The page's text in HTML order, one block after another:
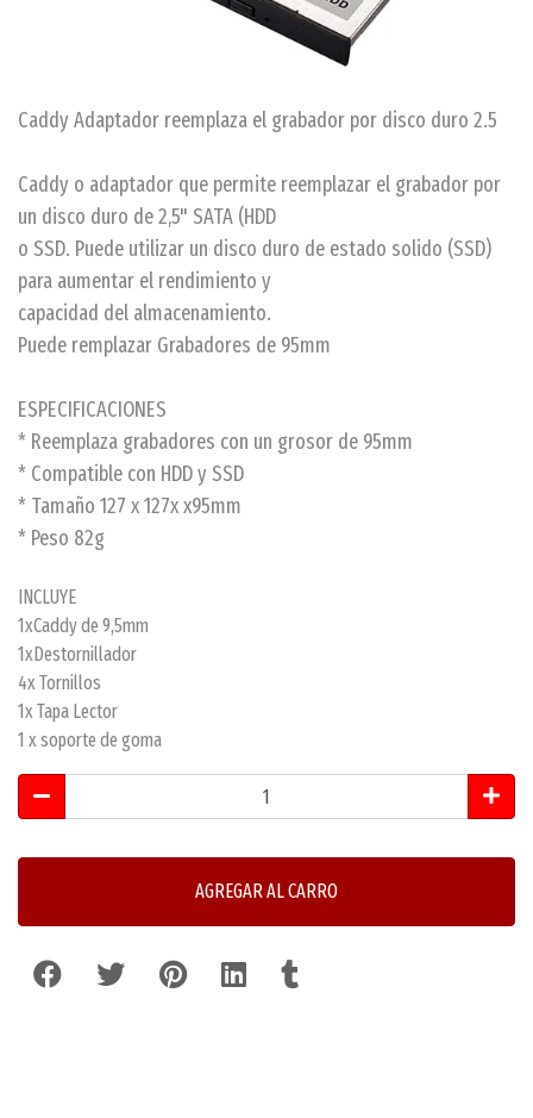
Caddy Adaptador reemplaza el grabador por disco duro 2.5
Caddy o adaptador que permite reemplazar el grabador por
un disco duro de 2,5" SATA (HDD
o SSD. Puede utilizar un disco duro de estado solido (SSD)
para aumentar el rendimiento y
capacidad del almacenamiento.
Puede remplazar Grabadores de 95mm
ESPECIFICACIONES
* Reemplaza grabadores con un grosor de 95mm
* Compatible con HDD y SSD
* Tamaño 127 x 127x x95mm
* Peso 82g
INCLUYE
1xCaddy de 9,5mm
1xDestornillador
4x Tornillos
1x Tapa Lector
1 x soporte de goma
AGREGAR AL CARRO